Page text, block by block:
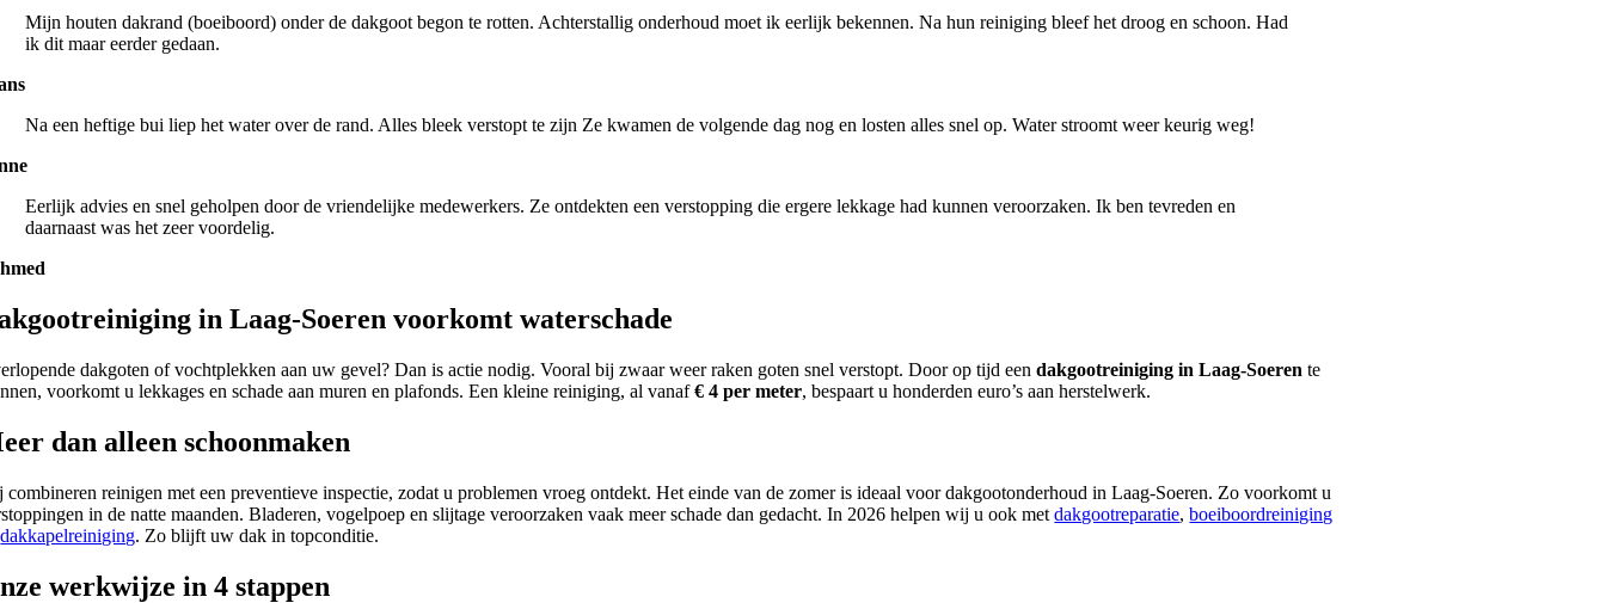
Mijn houten dakrand (boeiboord) onder de dakgoot begon te rotten. Achterstallig onderhoud moet ik eerlijk bekennen. Na hun reiniging bleef het droog en schoon. Had
ik dit maar eerder gedaan.
Na een heftige bui liep het water over de rand. Alles bleek verstopt te zijn Ze kwamen de volgende dag nog en losten alles snel op. Water stroomt weer keurig weg!
Eerlijk advies en snel geholpen door de vriendelijke medewerkers. Ze ontdekten een verstopping die ergere lekkage had kunnen veroorzaken. Ik ben tevreden en
daarnaast was het zeer voordelig.
in Laag-Soeren voorkomt waterschade
dakgoten of vochtplekken aan uw gevel? Dan is actie nodig. Vooral bij zwaar weer raken goten snel verstopt. Door op tijd eendakgootreiniging in Laag-Soeren te
voorkomt u lekkages en schade aan muren en plafonds. Een kleine reiniging, al vanaf€ 4 per meter, bespaart u honderden euro’s aan herstelwerk.
dan alleen schoonmaken
combineren reinigen met een preventieve inspectie, zodat u problemen vroeg ontdekt. Het einde van de zomer is ideaal voor dakgootonderhoud in Laag-Soeren. Zo voorkomt u
in de natte maanden. Bladeren, vogelpoep en slijtage veroorzaken vaak meer schade dan gedacht. In 2026 helpen wij u ook metdakgootreparatie,boeiboordreiniging
dakkapelreiniging. Zo blijft uw dak in topconditie.
werkwijze in 4 stappen